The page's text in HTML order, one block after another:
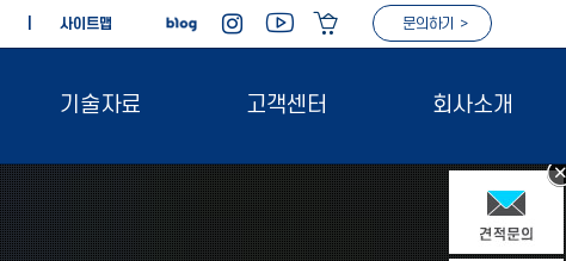
사이트맵 문의하기 >
기술자료 고객센터 회사소개